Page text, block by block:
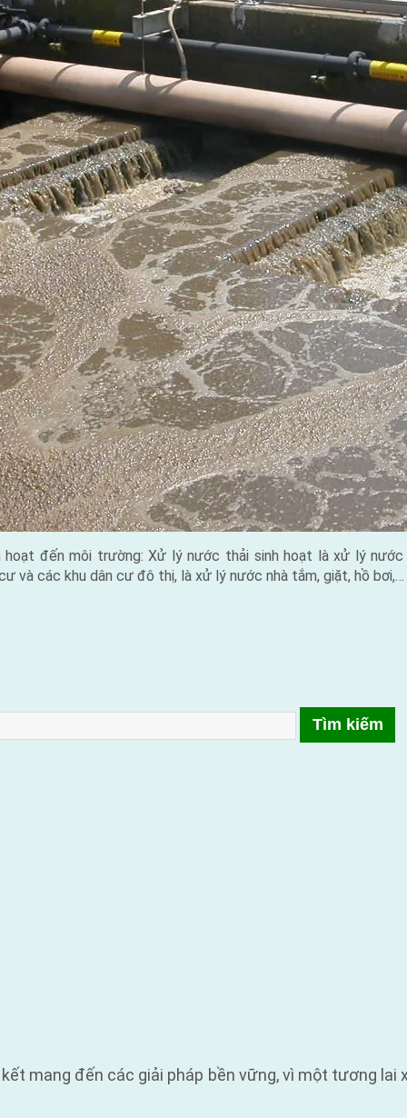
hoạt đến môi trường: Xử lý nước thải sinh hoạt là xử lý
và các khu dân cư đô thị, là xử lý nước nhà tắm, giặt, hồ bơi,…
mang đến các giải pháp bền vững, vì một tương lai